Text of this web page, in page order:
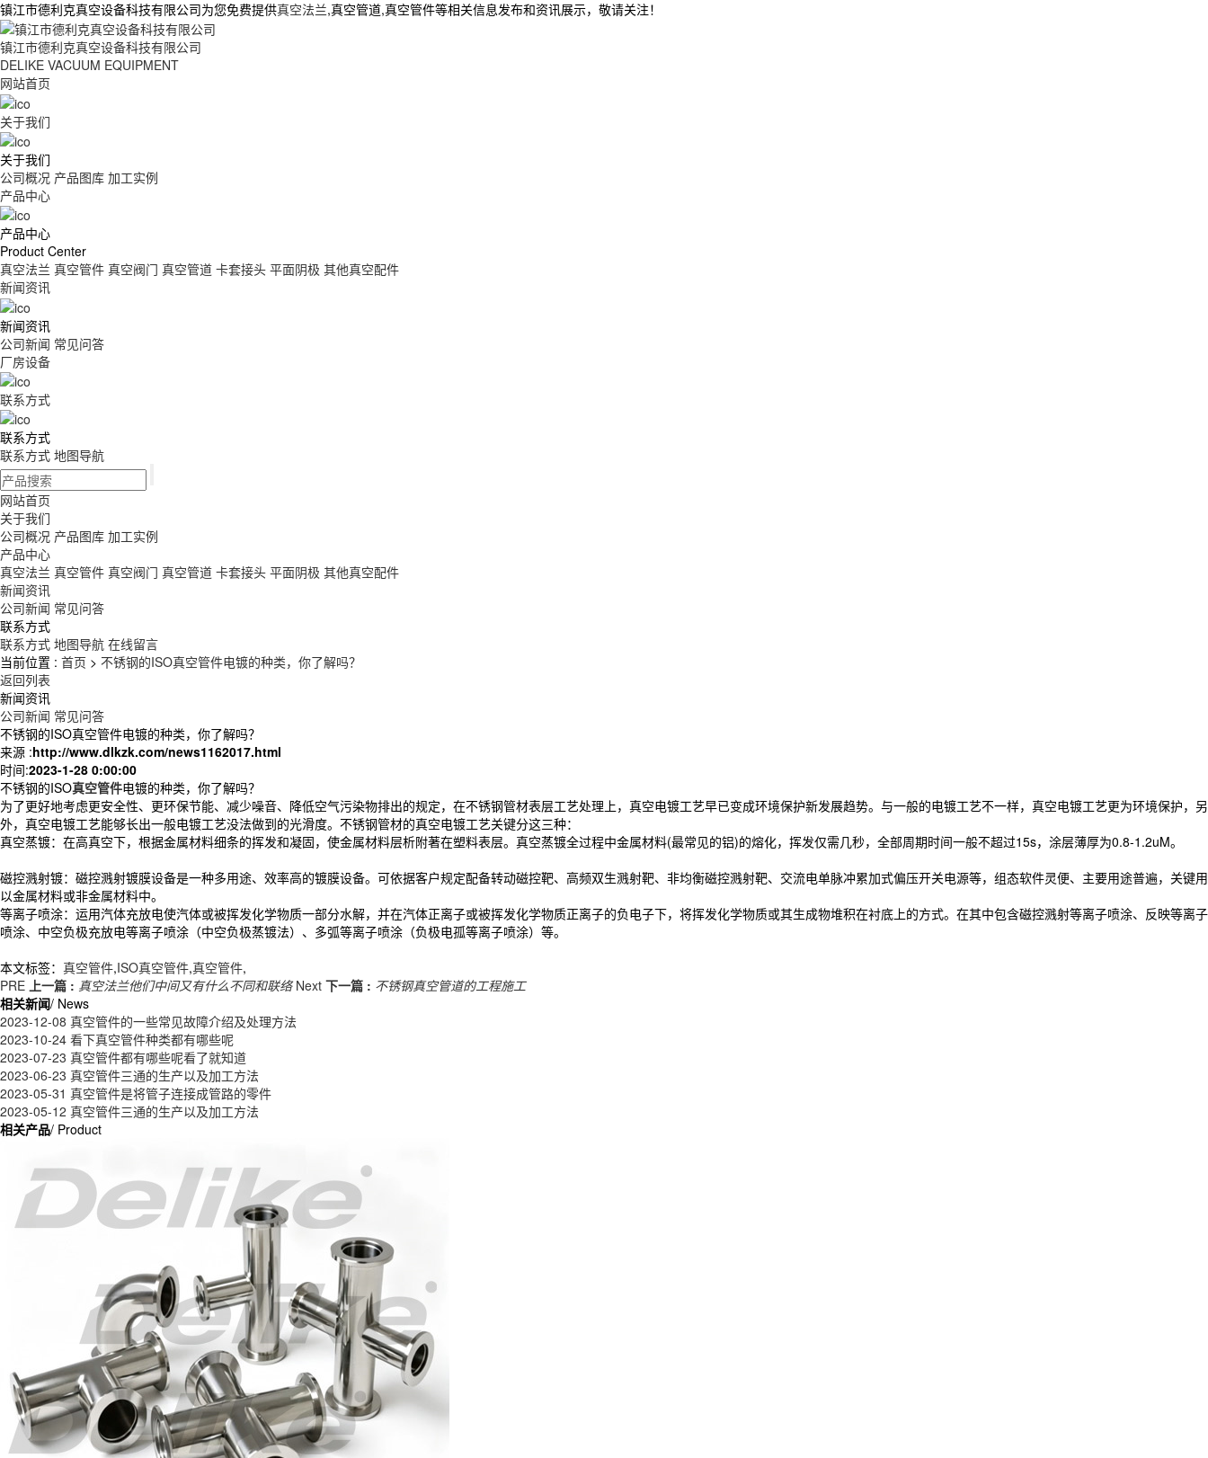
镇江市德利克真空设备科技有限公司为您免费提供真空法兰,真空管道,真空管件等相关信息发布和资讯展示，敬请关注！
镇江市德利克真空设备科技有限公司
DELIKE VACUUM EQUIPMENT
网站首页
关于我们
关于我们
公司概况 产品图库 加工实例
产品中心
产品中心
Product Center
真空法兰 真空管件 真空阀门 真空管道 卡套接头 平面阴极 其他真空配件
新闻资讯
新闻资讯
公司新闻 常见问答
厂房设备
联系方式
联系方式
联系方式 地图导航
网站首页
关于我们
公司概况 产品图库 加工实例
产品中心
真空法兰 真空管件 真空阀门 真空管道 卡套接头 平面阴极 其他真空配件
新闻资讯
公司新闻 常见问答
联系方式
联系方式 地图导航 在线留言
当前位置 : 首页 > 不锈钢的ISO真空管件电镀的种类，你了解吗？
返回列表
新闻资讯
公司新闻 常见问答
不锈钢的ISO真空管件电镀的种类，你了解吗？
来源 :http://www.dlkzk.com/news1162017.html
时间:2023-1-28 0:00:00
不锈钢的ISO真空管件电镀的种类，你了解吗？
为了更好地考虑更安全性、更环保节能、减少噪音、降低空气污染物排出的规定，在不锈钢管材表层工艺处理上，真空电镀工艺早已变成环境保护新发展趋势。与一般的电镀工艺不一样，真空电镀工艺更为环境保护，另
外，真空电镀工艺能够长出一般电镀工艺没法做到的光滑度。不锈钢管材的真空电镀工艺关键分这三种：
真空蒸镀：在高真空下，根据金属材料细条的挥发和凝固，使金属材料层析附著在塑料表层。真空蒸镀全过程中金属材料(最常见的铝)的熔化，挥发仅需几秒，全部周期时间一般不超过15s，涂层薄厚为0.8-1.2uM。
磁控溅射镀：磁控溅射镀膜设备是一种多用途、效率高的镀膜设备。可依据客户规定配备转动磁控靶、高频双生溅射靶、非均衡磁控溅射靶、交流电单脉冲累加式偏压开关电源等，组态软件灵便、主要用途普遍，关键用
以金属材料或非金属材料中。
等离子喷涂：运用汽体充放电使汽体或被挥发化学物质一部分水解，并在汽体正离子或被挥发化学物质正离子的负电子下，将挥发化学物质或其生成物堆积在衬底上的方式。在其中包含磁控溅射等离子喷涂、反映等离子
喷涂、中空负极充放电等离子喷涂（中空负极蒸镀法）、多弧等离子喷涂（负极电孤等离子喷涂）等。
本文标签： 真空管件,ISO真空管件,真空管件,
PRE 上一篇 : 真空法兰他们中间又有什么不同和联络 Next 下一篇 : 不锈钢真空管道的工程施工
相关新闻/ News
2023-12-08 真空管件的一些常见故障介绍及处理方法
2023-10-24 看下真空管件种类都有哪些呢
2023-07-23 真空管件都有哪些呢看了就知道
2023-06-23 真空管件三通的生产以及加工方法
2023-05-31 真空管件是将管子连接成管路的零件
2023-05-12 真空管件三通的生产以及加工方法
相关产品/ Product